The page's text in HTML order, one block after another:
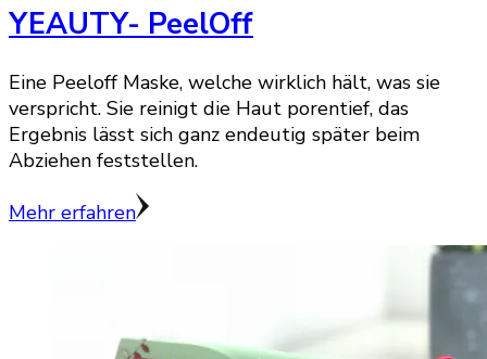
YEAUTY- PeelOff
Eine Peeloff Maske, welche wirklich hält, was sie
verspricht. Sie reinigt die Haut porentief, das
Ergebnis lässt sich ganz endeutig später beim
Abziehen feststellen.
Mehr erfahren